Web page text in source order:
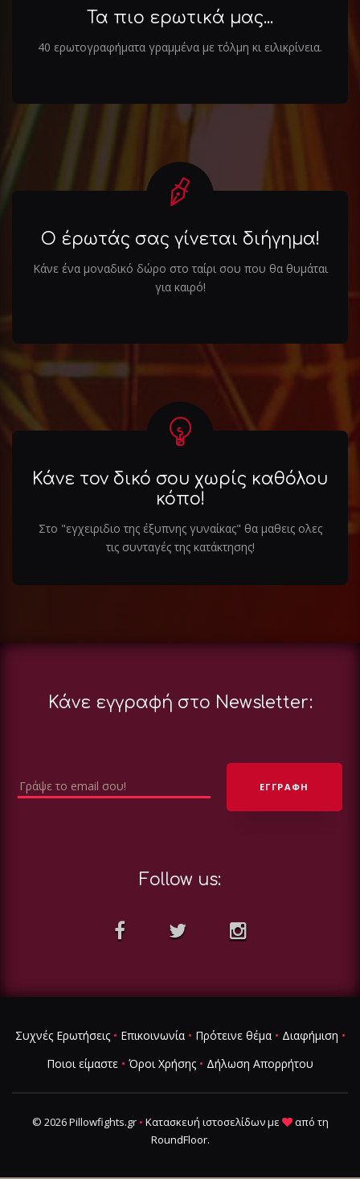
Τα πιο ερωτικά μας...
40 ερωτογραφήματα γραμμένα με τόλμη κι ειλικρίνεια.
Ο έρωτάς σας γίνεται διήγημα!
Κάνε ένα μοναδικό δώρο στο ταίρι σου που θα θυμάται
για καιρό!
Κάνε τον δικό σου χωρίς καθόλου
κόπο!
Στο "εγχειριδιο της έξυπνης γυναίκας" θα μαθεις ολες
τις συνταγές της κατάκτησης!
Κάνε εγγραφή στο Newsletter:
Follow us:
Συχνές Ερωτήσεις• Επικοινωνία• Πρότεινε θέμα• Διαφήμιση •
Ποιοι είμαστε • Όροι Χρήσης • Δήλωση Απορρήτου
© 2026 Pillowfights.gr • Κατασκευή ιστοσελίδωνμε
από τη
RoundFloor.